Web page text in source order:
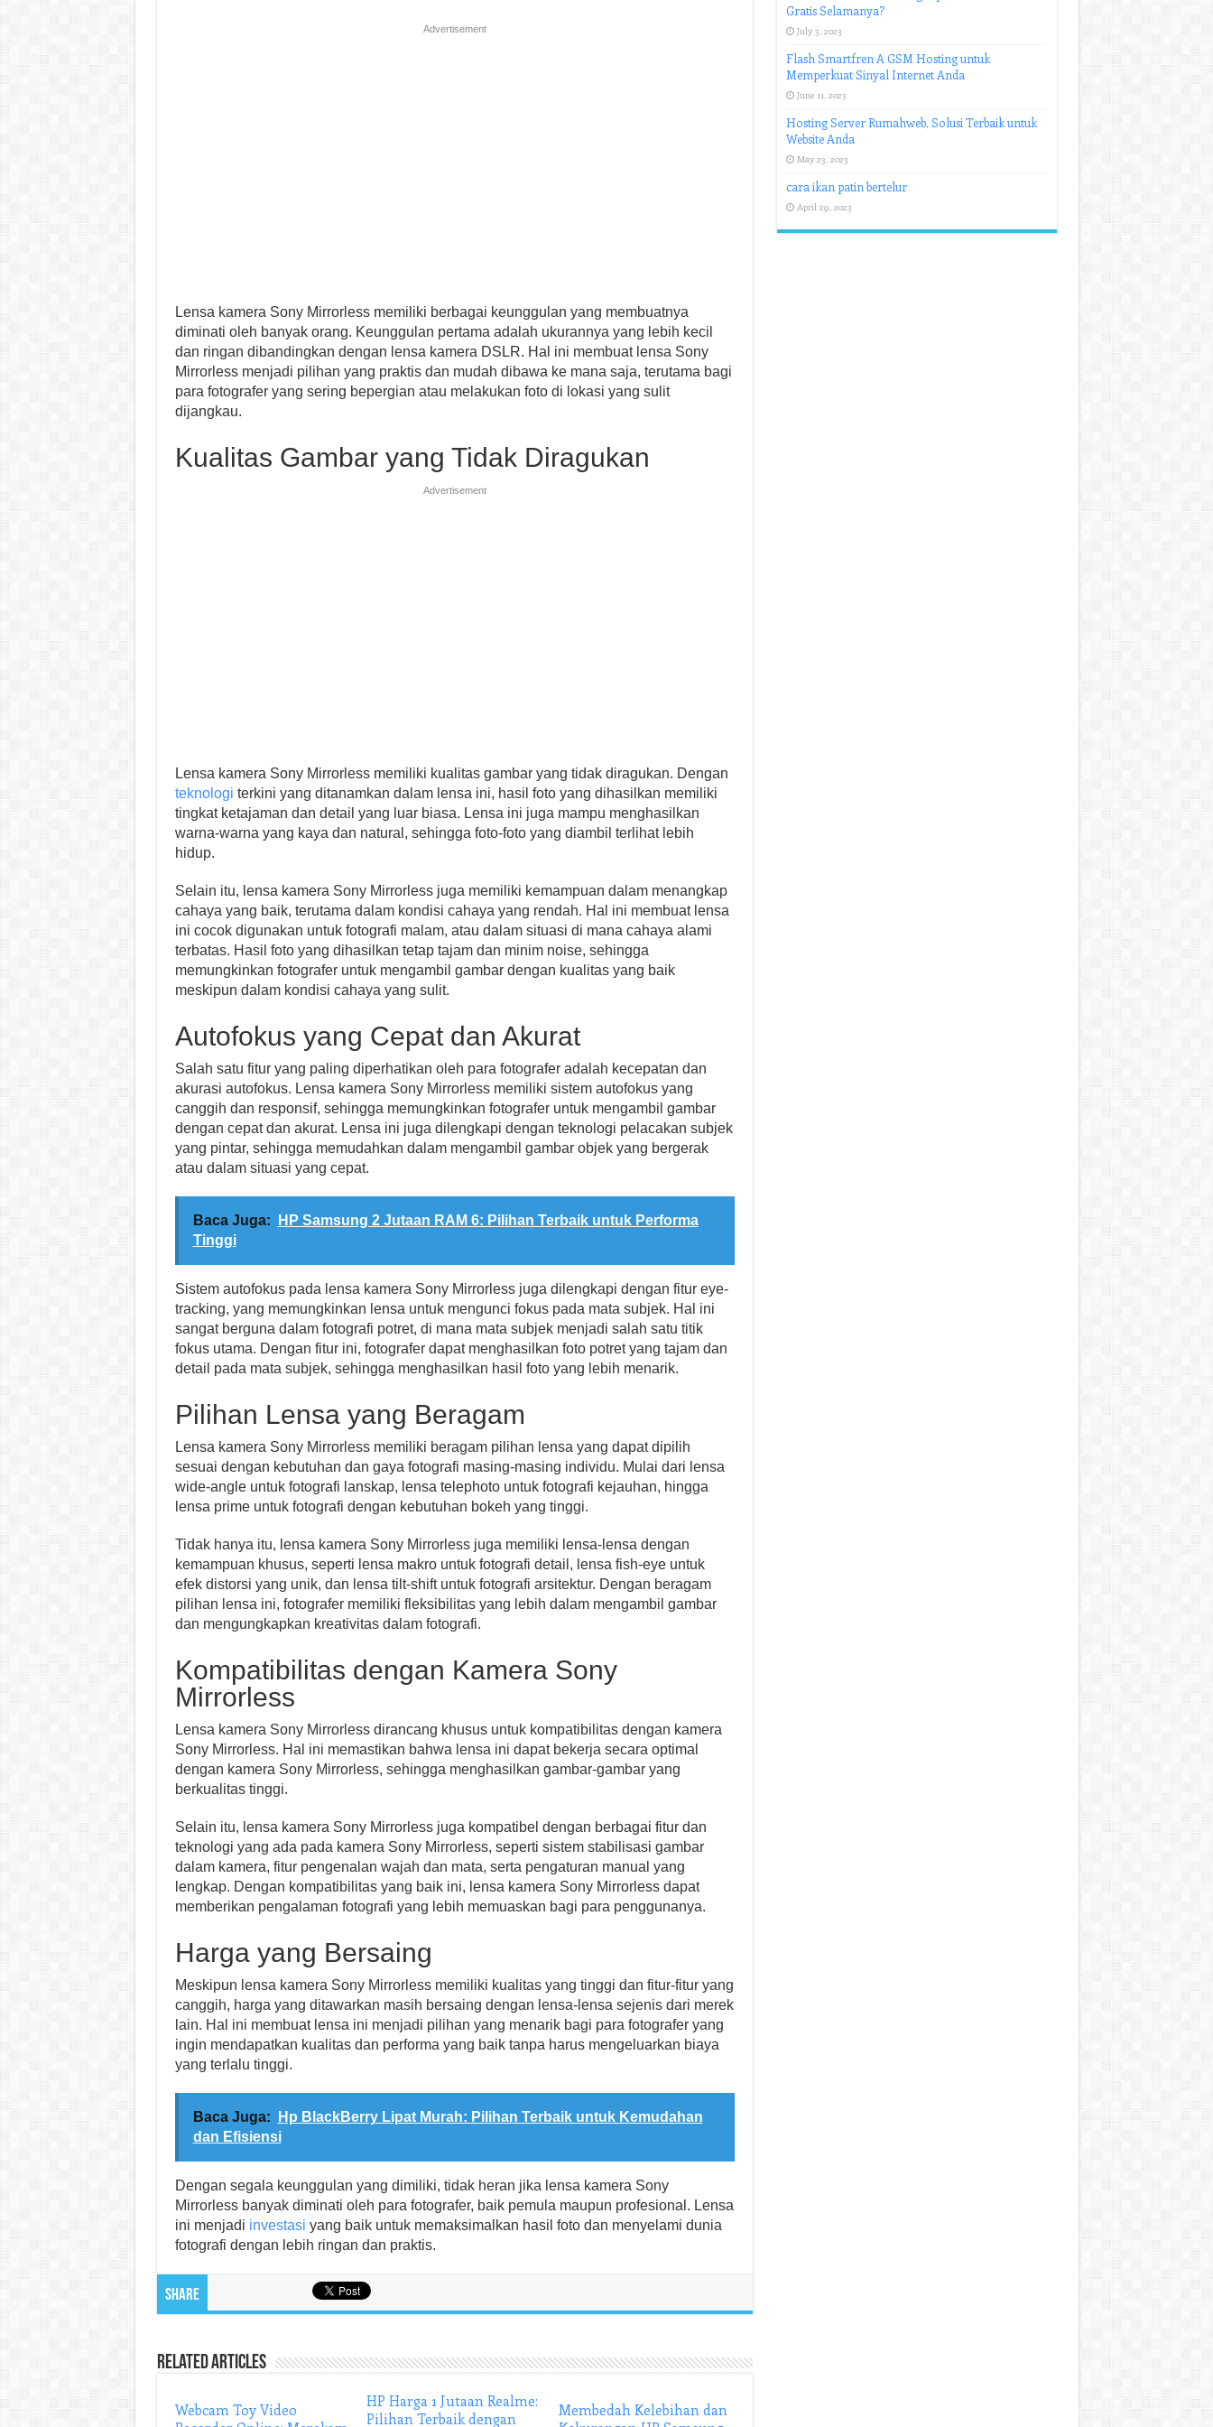
Advertisement
Lensa kamera Sony Mirrorless memiliki berbagai keunggulan yang membuatnya
diminati oleh banyak orang. Keunggulan pertama adalah ukurannya yang lebih kecil
dan ringan dibandingkan dengan lensa kamera DSLR. Hal ini membuat lensa Sony
Mirrorless menjadi pilihan yang praktis dan mudah dibawa ke mana saja, terutama bagi
para fotografer yang sering bepergian atau melakukan foto di lokasi yang sulit
dijangkau.
Kualitas Gambar yang Tidak Diragukan
Advertisement
Lensa kamera Sony Mirrorless memiliki kualitas gambar yang tidak diragukan. Dengan
teknologi terkini yang ditanamkan dalam lensa ini, hasil foto yang dihasilkan memiliki
tingkat ketajaman dan detail yang luar biasa. Lensa ini juga mampu menghasilkan
warna-warna yang kaya dan natural, sehingga foto-foto yang diambil terlihat lebih
hidup.
Selain itu, lensa kamera Sony Mirrorless juga memiliki kemampuan dalam menangkap
cahaya yang baik, terutama dalam kondisi cahaya yang rendah. Hal ini membuat lensa
ini cocok digunakan untuk fotografi malam, atau dalam situasi di mana cahaya alami
terbatas. Hasil foto yang dihasilkan tetap tajam dan minim noise, sehingga
memungkinkan fotografer untuk mengambil gambar dengan kualitas yang baik
meskipun dalam kondisi cahaya yang sulit.
Autofokus yang Cepat dan Akurat
Salah satu fitur yang paling diperhatikan oleh para fotografer adalah kecepatan dan
akurasi autofokus. Lensa kamera Sony Mirrorless memiliki sistem autofokus yang
canggih dan responsif, sehingga memungkinkan fotografer untuk mengambil gambar
dengan cepat dan akurat. Lensa ini juga dilengkapi dengan teknologi pelacakan subjek
yang pintar, sehingga memudahkan dalam mengambil gambar objek yang bergerak
atau dalam situasi yang cepat.
Baca Juga:
HP Samsung 2 Jutaan RAM 6: Pilihan Terbaik untuk Performa
Tinggi
Sistem autofokus pada lensa kamera Sony Mirrorless juga dilengkapi dengan fitur eye-
tracking, yang memungkinkan lensa untuk mengunci fokus pada mata subjek. Hal ini
sangat berguna dalam fotografi potret, di mana mata subjek menjadi salah satu titik
fokus utama. Dengan fitur ini, fotografer dapat menghasilkan foto potret yang tajam dan
detail pada mata subjek, sehingga menghasilkan hasil foto yang lebih menarik.
Pilihan Lensa yang Beragam
Lensa kamera Sony Mirrorless memiliki beragam pilihan lensa yang dapat dipilih
sesuai dengan kebutuhan dan gaya fotografi masing-masing individu. Mulai dari lensa
wide-angle untuk fotografi lanskap, lensa telephoto untuk fotografi kejauhan, hingga
lensa prime untuk fotografi dengan kebutuhan bokeh yang tinggi.
Tidak hanya itu, lensa kamera Sony Mirrorless juga memiliki lensa-lensa dengan
kemampuan khusus, seperti lensa makro untuk fotografi detail, lensa fish-eye untuk
efek distorsi yang unik, dan lensa tilt-shift untuk fotografi arsitektur. Dengan beragam
pilihan lensa ini, fotografer memiliki fleksibilitas yang lebih dalam mengambil gambar
dan mengungkapkan kreativitas dalam fotografi.
Kompatibilitas dengan Kamera Sony
Mirrorless
Lensa kamera Sony Mirrorless dirancang khusus untuk kompatibilitas dengan kamera
Sony Mirrorless. Hal ini memastikan bahwa lensa ini dapat bekerja secara optimal
dengan kamera Sony Mirrorless, sehingga menghasilkan gambar-gambar yang
berkualitas tinggi.
Selain itu, lensa kamera Sony Mirrorless juga kompatibel dengan berbagai fitur dan
teknologi yang ada pada kamera Sony Mirrorless, seperti sistem stabilisasi gambar
dalam kamera, fitur pengenalan wajah dan mata, serta pengaturan manual yang
lengkap. Dengan kompatibilitas yang baik ini, lensa kamera Sony Mirrorless dapat
memberikan pengalaman fotografi yang lebih memuaskan bagi para penggunanya.
Harga yang Bersaing
Meskipun lensa kamera Sony Mirrorless memiliki kualitas yang tinggi dan fitur-fitur yang
canggih, harga yang ditawarkan masih bersaing dengan lensa-lensa sejenis dari merek
lain. Hal ini membuat lensa ini menjadi pilihan yang menarik bagi para fotografer yang
ingin mendapatkan kualitas dan performa yang baik tanpa harus mengeluarkan biaya
yang terlalu tinggi.
Baca Juga:
Hp BlackBerry Lipat Murah: Pilihan Terbaik untuk Kemudahan
dan Efisiensi
Dengan segala keunggulan yang dimiliki, tidak heran jika lensa kamera Sony
Mirrorless banyak diminati oleh para fotografer, baik pemula maupun profesional. Lensa
ini menjadi investasi yang baik untuk memaksimalkan hasil foto dan menyelami dunia
fotografi dengan lebih ringan dan praktis.
Share
Related Articles
Webcam Toy Video
HP Harga 1 Jutaan Realme:
Pilihan Terbaik dengan
Membedah Kelebihan dan
Gratis Selamanya?
July 3, 2023
Flash Smartfren A GSM Hosting untuk
Memperkuat Sinyal Internet Anda
June 11, 2023
Hosting Server Rumahweb, Solusi Terbaik untuk
Website Anda
May 23, 2023
cara ikan patin bertelur
April 29, 2023